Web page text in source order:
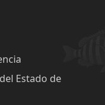
Estado de